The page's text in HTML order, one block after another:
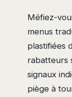
Méfiez-
menus
plastifiées
rabatteurs
signaux
piège à